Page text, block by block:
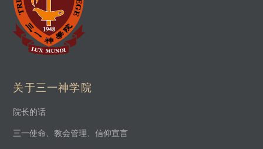
关于三一神学院
院长的话
三一使命、教会管理、信仰宣言